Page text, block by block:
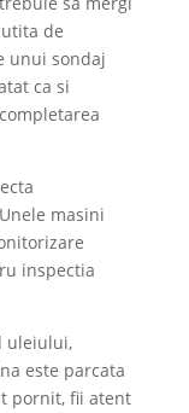
de
unui sondaj
ca si
masini
inspectia
uleiului,
este parcata
pornit, fii atent